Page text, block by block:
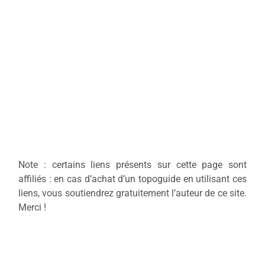
Note : certains liens présents sur cette page sont
affiliés : en cas d’achat d’un topoguide en utilisant ces
liens, vous soutiendrez gratuitement l’auteur de ce site.
Merci !